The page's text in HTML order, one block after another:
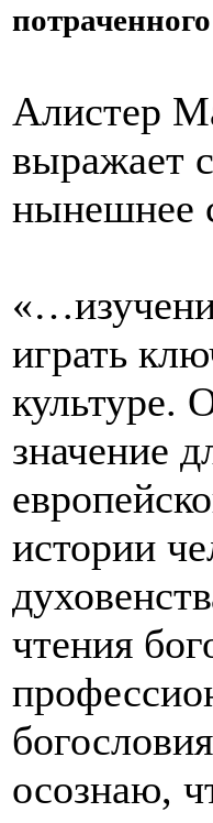
Алистер
выражает
нынешнее
играть
культуре.
значение
истории
чтения
осознаю,